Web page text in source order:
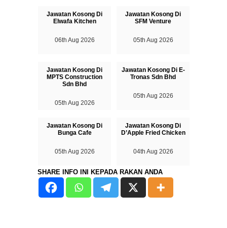
Jawatan Kosong Di
Elwafa Kitchen
06th Aug 2026
Jawatan Kosong Di
SFM Venture
05th Aug 2026
Jawatan Kosong Di
MPTS Construction
Sdn Bhd
05th Aug 2026
Jawatan Kosong Di E-
Tronas Sdn Bhd
05th Aug 2026
Jawatan Kosong Di
Bunga Cafe
05th Aug 2026
Jawatan Kosong Di
D’Apple Fried Chicken
04th Aug 2026
SHARE INFO INI KEPADA RAKAN ANDA